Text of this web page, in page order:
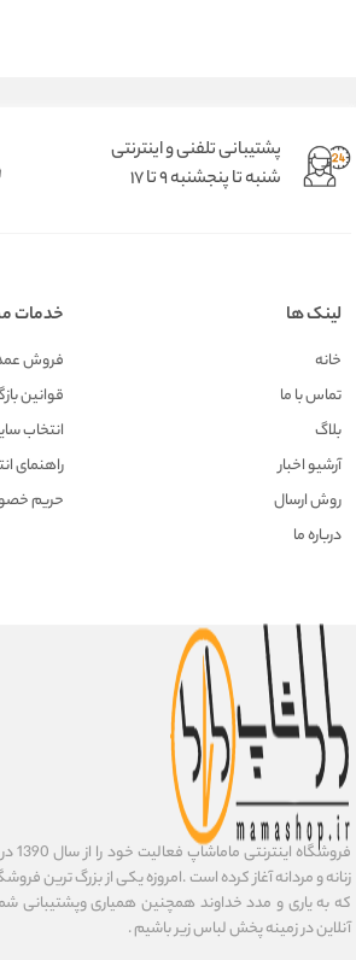
پشتیبانی تلفنی و اینترنتی
شنبه تا پنجشنبه 9 تا 17
لینک ها
خانه
تماس با ما
بلاگ
آرشیو اخبار
روش ارسال
درباره ما
خدمات
فروش
قوانین
انتخاب
راهنمای
حریم
زنانه و مردانه آغاز کرده است .امروزه یکی از بزرگ ترین
که به یاری و مدد خداوند همچنین همیاری وپشتیبانی
آنلاین در زمینه پخش لباس زیر باشیم .